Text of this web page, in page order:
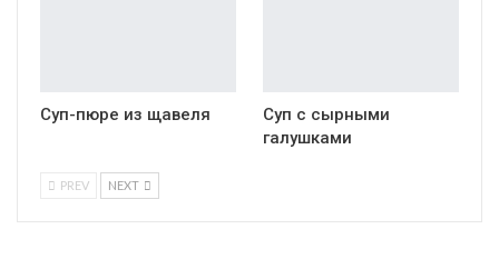
Суп-пюре из щавеля
Суп с сырными
галушками
PREV NEXT